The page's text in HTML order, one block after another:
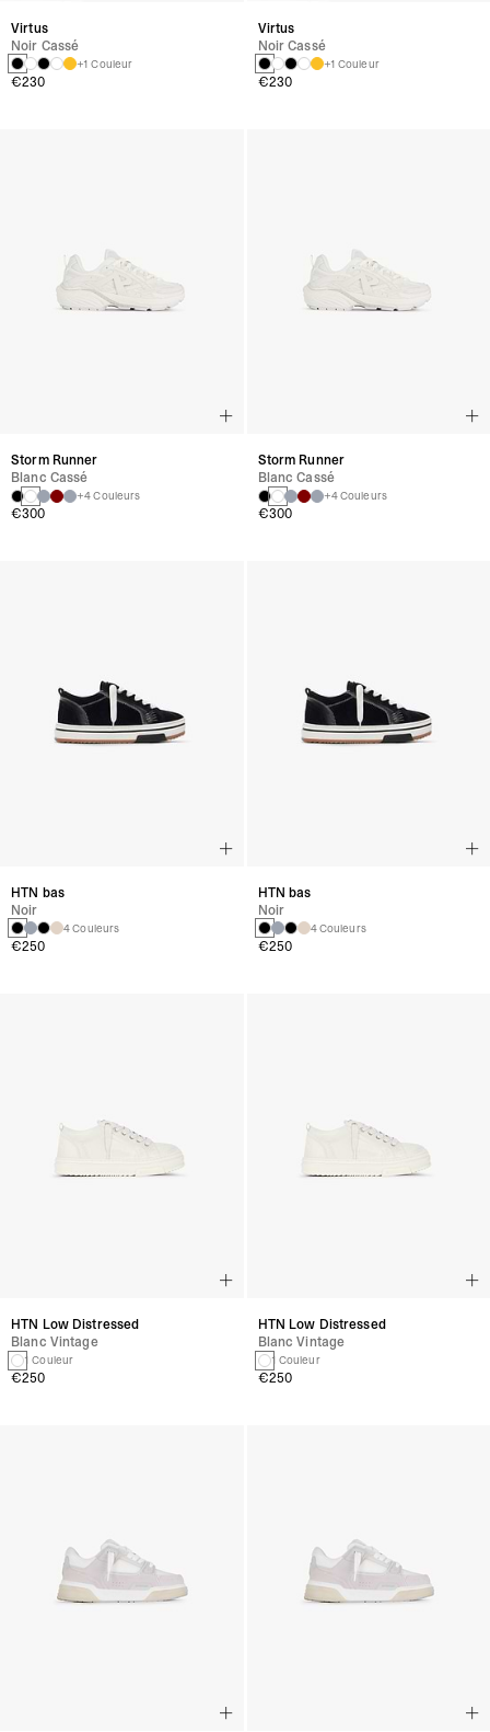
Virtus
Noir Cassé
+1 Couleur
€230
Storm Runner
Blanc Cassé
+4 Couleurs
€300
HTN bas
Noir
4 Couleurs
€250
HTN Low Distressed
Blanc Vintage
1 Couleur
€250
Virtus
Noir Cassé
+1 Couleur
€230
Storm Runner
Blanc Cassé
+4 Couleurs
€300
HTN bas
Noir
4 Couleurs
€250
HTN Low Distressed
Blanc Vintage
1 Couleur
€250